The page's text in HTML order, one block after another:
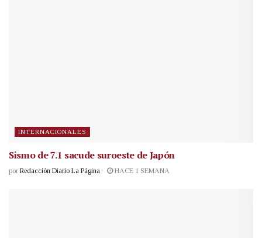
INTERNACIONALES
Sismo de 7.1 sacude suroeste de Japón
por Redacción Diario La Página HACE 1 SEMANA